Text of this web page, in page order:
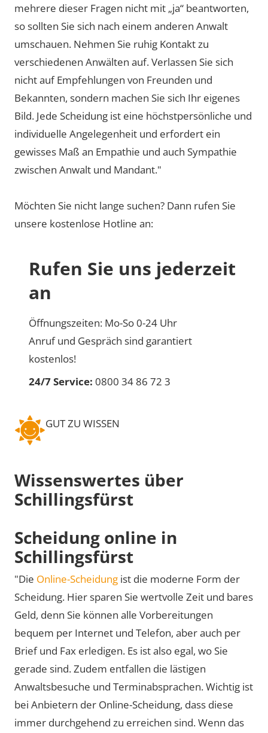
mehrere dieser Fragen nicht mit „ja“ beantworten,
so sollten Sie sich nach einem anderen Anwalt
umschauen. Nehmen Sie ruhig Kontakt zu
verschiedenen Anwälten auf. Verlassen Sie sich
nicht auf Empfehlungen von Freunden und
Bekannten, sondern machen Sie sich Ihr eigenes
Bild. Jede Scheidung ist eine höchstpersönliche und
individuelle Angelegenheit und erfordert ein
gewisses Maß an Empathie und auch Sympathie
zwischen Anwalt und Mandant."
Möchten Sie nicht lange suchen? Dann rufen Sie
unsere kostenlose Hotline an:
Rufen Sie uns jederzeit
an
Öffnungszeiten: Mo-So 0-24 Uhr
Anruf und Gespräch sind garantiert
kostenlos!
24/7 Service: 0800 34 86 72 3
GUT ZU WISSEN
Wissenswertes über
Schillingsfürst
Scheidung online in
Schillingsfürst
"Die Online-Scheidung ist die moderne Form der
Scheidung. Hier sparen Sie wertvolle Zeit und bares
Geld, denn Sie können alle Vorbereitungen
bequem per Internet und Telefon, aber auch per
Brief und Fax erledigen. Es ist also egal, wo Sie
gerade sind. Zudem entfallen die lästigen
Anwaltsbesuche und Terminabsprachen. Wichtig ist
bei Anbietern der Online-Scheidung, dass diese
immer durchgehend zu erreichen sind. Wenn das